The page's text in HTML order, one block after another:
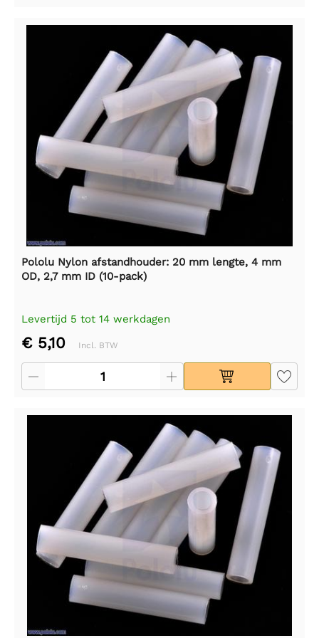
Pololu Nylon afstandhouder: 20 mm lengte, 4 mm
OD, 2,7 mm ID (10-pack)
Levertijd 5 tot 14 werkdagen
€ 5,10 Incl. BTW